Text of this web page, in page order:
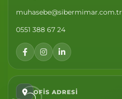
muhasebe@sibermimar.com.tr
0551 388 67 24
OFIS ADRESI